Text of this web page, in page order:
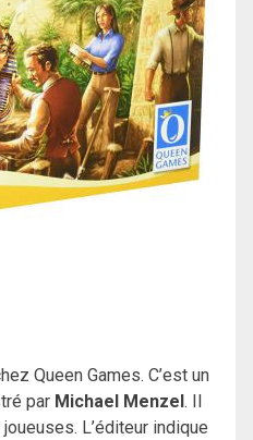
Queen Games. C’est un
par Michael Menzel . Il
L’éditeur indique